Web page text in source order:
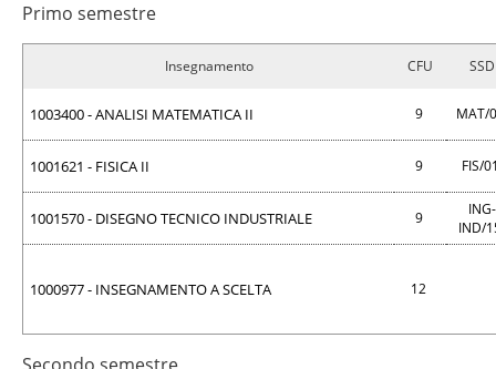
Primo semestre
Insegnamento CFU SSD
1003400 - ANALISI MATEMATICA II 9 MAT/
1001621 - FISICA II 9 FIS/
1001570 - DISEGNO TECNICO INDUSTRIALE 9
ING-
IND/
1000977 - INSEGNAMENTO A SCELTA 12